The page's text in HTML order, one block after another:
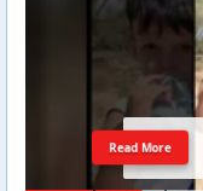
Read More